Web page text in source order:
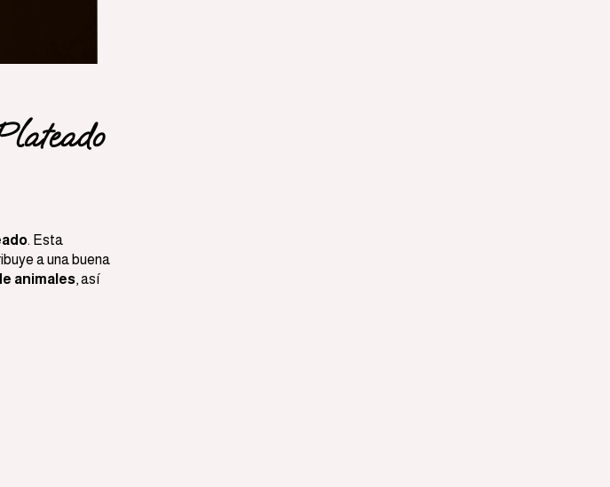
. Esta
a una buena
animales, así